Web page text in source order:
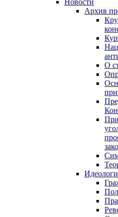
Новости
Архив
О